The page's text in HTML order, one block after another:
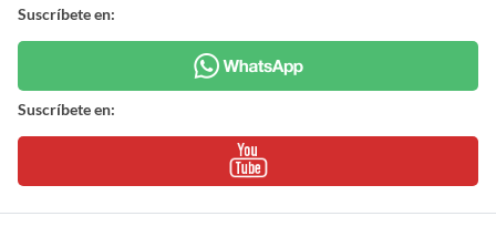
Suscríbete en:
Suscríbete en: